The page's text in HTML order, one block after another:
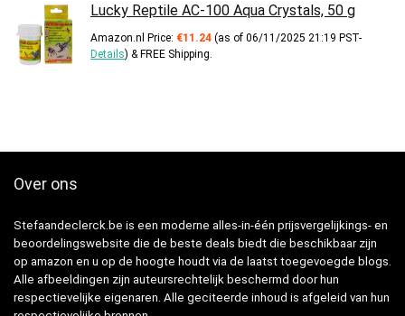
Lucky Reptile AC-100 Aqua Crystals, 50 g
Amazon.nl Price: €11.24 (as of 06/11/2025 21:19 PST-
Details) & FREE Shipping
Over ons
Stefaandeclerck.be is een moderne alles-in-één prijsvergelijkings- en
beoordelingswebsite die de beste deals biedt die beschikbaar zijn
op amazon en u op de hoogte houdt via de laatst toegevoegde blogs.
Alle afbeeldingen zijn auteursrechtelijk beschermd door hun
respectievelijke eigenaren. Alle geciteerde inhoud is afgeleid van hun